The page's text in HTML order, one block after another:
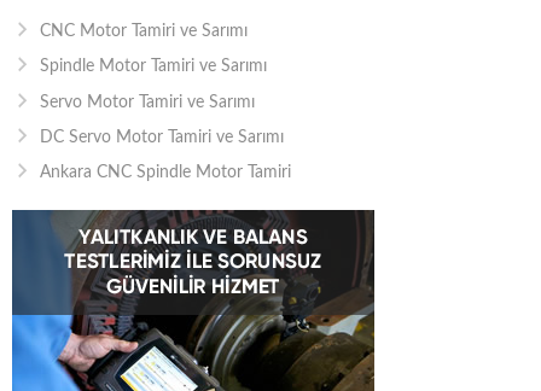
CNC Motor Tamiri ve Sarımı
Spindle Motor Tamiri ve Sarımı
Servo Motor Tamiri ve Sarımı
DC Servo Motor Tamiri ve Sarımı
Ankara CNC Spindle Motor Tamiri